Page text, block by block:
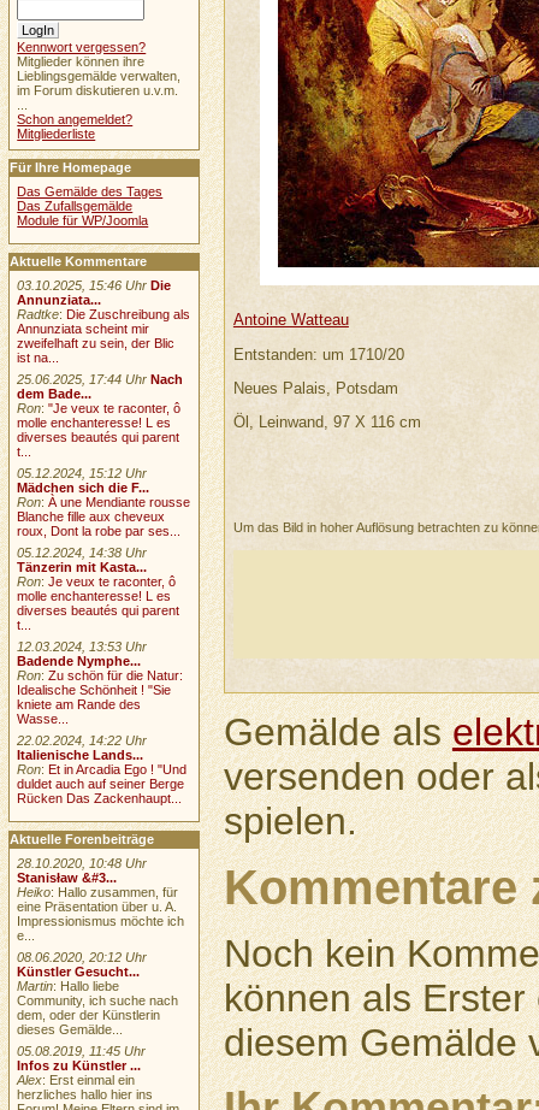
Antoine Watteau
Entstanden: um 1710/20
Neues Palais, Potsdam
Öl, Leinwand, 97 X 116 cm
Um das Bild in hoher Auflösung betrachten zu
Gemälde als
versenden oder
spielen.
Kommentare
Noch kein
können als
diesem Gemälde
Kennwort vergessen?
Mitglieder können ihre
Lieblingsgemälde verwalten,
im Forum diskutieren u.v.m.
Schon angemeldet?
Mitgliederliste
Für Ihre Homepage
Das Gemälde des Tages
Das Zufallsgemälde
Module für WP/Joomla
Aktuelle Kommentare
03.10.2025, 15:46 Uhr Die
Annunziata...
Radtke: Die Zuschreibung als
Annunziata scheint mir
zweifelhaft zu sein, der Blic
ist na...
25.06.2025, 17:44 Uhr Nach
dem Bade...
Ron:"Je veux te raconter, ô
molle enchanteresse! L es
diverses beautés qui parent
t...
05.12.2024, 15:12 Uhr
Mädchen sich die F...
Ron:À une Mendiante rousse
Blanche fille aux cheveux
roux, Dont la robe par ses...
05.12.2024, 14:38 Uhr
Tänzerin mit Kasta...
Ron:Je veux te raconter, ô
molle enchanteresse! L es
diverses beautés qui parent
t...
12.03.2024, 13:53 Uhr
Badende Nymphe...
Ron:Zu schön für die Natur:
Idealische Schönheit ! "Sie
kniete am Rande des
Wasse...
22.02.2024, 14:22 Uhr
Italienische Lands...
Ron:Et in Arcadia Ego ! "Und
duldet auch auf seiner Berge
Rücken Das Zackenhaupt...
Aktuelle Forenbeiträge
28.10.2020, 10:48 Uhr
Stanisław &#3...
Heiko: Hallo zusammen, für
eine Präsentation über u. A.
Impressionismus möchte ich
e...
08.06.2020, 20:12 Uhr
Künstler Gesucht...
Martin: Hallo liebe
Community, ich suche nach
dem, oder der Künstlerin
dieses Gemälde...
05.08.2019, 11:45 Uhr
Infos zu Künstler ...
Alex: Erst einmal ein
herzliches hallo hier ins